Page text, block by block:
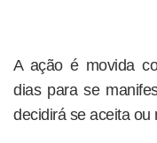
A ação é movida
dias para se
decidirá se aceita ou